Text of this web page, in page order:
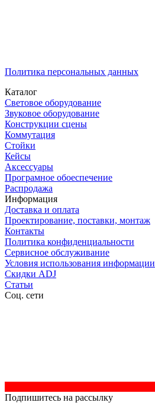
Политика персональных данных
Каталог
Световое оборудование
Звуковое оборудование
Конструкции сцены
Коммутация
Стойки
Кейсы
Аксессуары
Програмное обоеспечение
Распродажа
Информация
Доставка и оплата
Проектирование, поставки, монтаж
Контакты
Политика конфиденциальности
Сервисное обслуживание
Условия использования информации
Скидки ADJ
Статьи
Соц. сети
Подпишитесь на рассылку